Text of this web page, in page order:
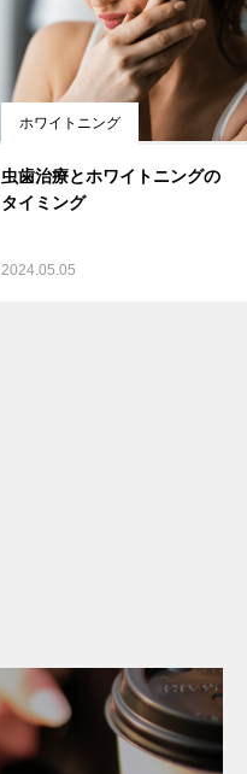
ホワイトニング
虫歯治療とホワイトニングの
タイミング
2024.05.05